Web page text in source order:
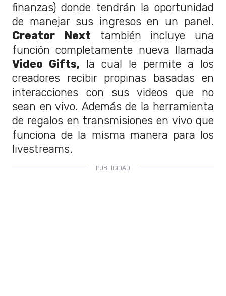
finanzas) donde tendrán la oportunidad
de manejar sus ingresos en un panel.
Creator Next también incluye una
función completamente nueva llamada
Video Gifts, la cual le permite a los
creadores recibir propinas basadas en
interacciones con sus videos que no
sean en vivo. Además de la herramienta
de regalos en transmisiones en vivo que
funciona de la misma manera para los
livestreams.